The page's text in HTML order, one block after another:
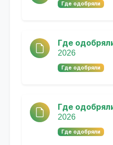
Где одобряли
Где
2026
Где одобряли
Где
2026
Где одобряли